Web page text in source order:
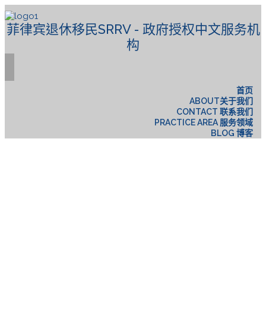
菲律宾退休移民SRRV - 政府授权中文服务机
构
首页
ABOUT关于我们
CONTACT 联系我们
PRACTICE AREA 服务领域
BLOG 博客